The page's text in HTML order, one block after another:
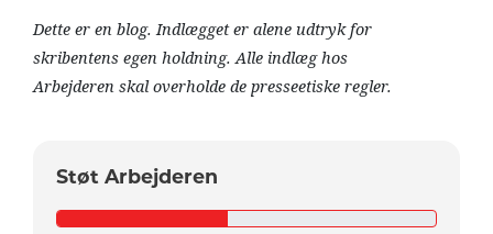
Dette er en blog. Indlægget er alene udtryk for
skribentens egen holdning. Alle indlæg hos
Arbejderen skal overholde de presseetiske regler.
Støt Arbejderen